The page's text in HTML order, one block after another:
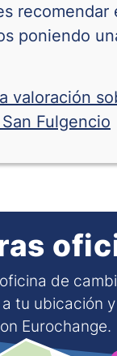
recomendar
poniendo
de
tu ubicación
Eurochange.